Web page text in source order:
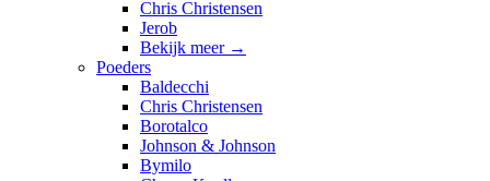
Chris Christensen
Jerob
Bekijk meer →
Poeders
Baldecchi
Chris Christensen
Borotalco
Johnson & Johnson
Bymilo